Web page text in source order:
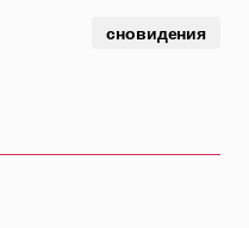
сновидения